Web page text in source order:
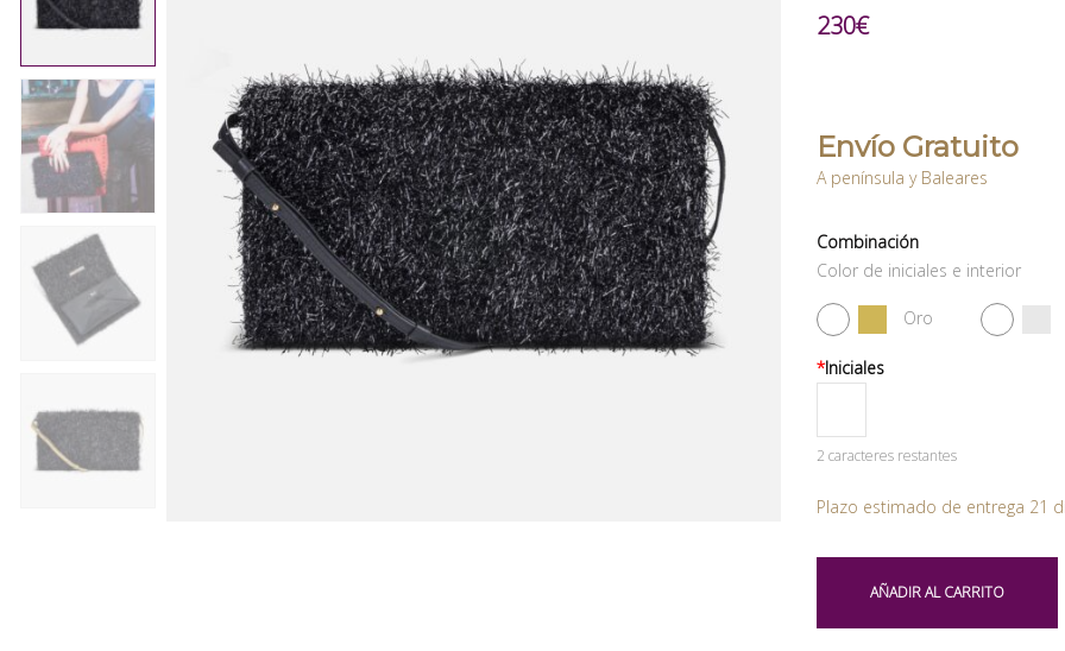
230€
Envío Gratuito
A península y Baleares
Combinación
Color de iniciales e interior
Oro
*Iniciales
2 caracteres restantes
Plazo estimado de entrega 21
AÑADIR AL CARRITO